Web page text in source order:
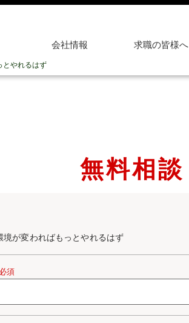
会社情報 求職の皆様へ
とやれるはず
無料相談
境が変わればもっとやれるはず
須